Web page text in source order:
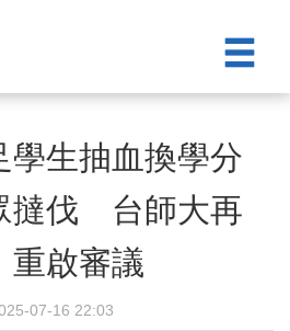
學生抽血換學分
撻伐 台師大再
重啟審議
07-16 22:03